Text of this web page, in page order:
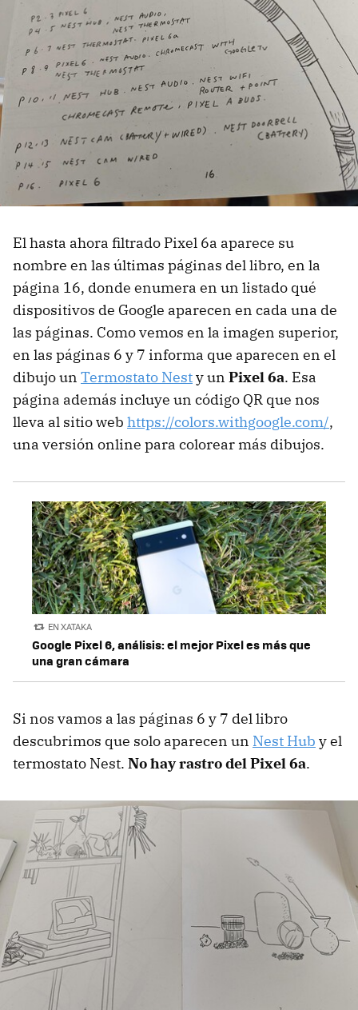
El hasta ahora filtrado Pixel 6a aparece su
nombre en las últimas páginas del libro, en la
página 16, donde enumera en un listado qué
dispositivos de Google aparecen en cada una de
las páginas. Como vemos en la imagen superior,
en las páginas 6 y 7 informa que aparecen en el
dibujo un Termostato Nesty un Pixel 6a. Esa
página además incluye un código QR que nos
lleva al sitio web https://colors.withgoogle.com/,
una versión online para colorear más dibujos.
EN XATAKA
Google Pixel 6, análisis: el mejor Pixel es más que
una gran cámara
Si nos vamos a las páginas 6 y 7 del libro
descubrimos que solo aparecen un Nest Hub y el
termostato Nest. No hay rastro del Pixel 6a.